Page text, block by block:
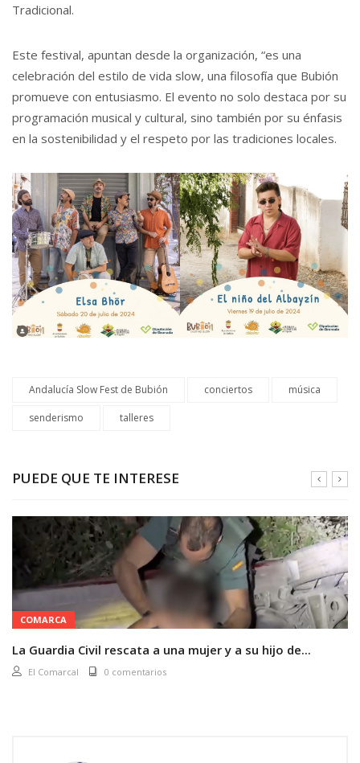
Tradicional.
Este festival, apuntan desde la organización, “es una
celebración del estilo de vida slow, una filosofía que Bubión
promueve con entusiasmo. El evento no solo destaca por su
programación musical y cultural, sino también por su énfasis
en la sostenibilidad y el respeto por las tradiciones locales.
Andalucía Slow Fest de Bubión conciertos música
senderismo talleres
PUEDE QUE TE INTERESE
COMARCA
La Guardia Civil rescata a una mujer y a su hijo de...
El Comarcal 0 comentarios